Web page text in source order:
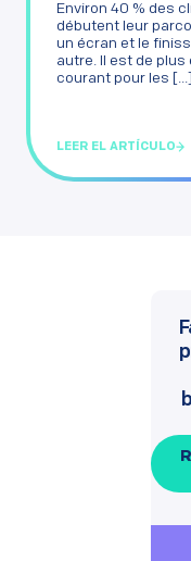
Environ 40 % des
débutent leur
un écran et le
autre. Il est de plus
courant pour les [...]
LEER EL ARTÍCULO